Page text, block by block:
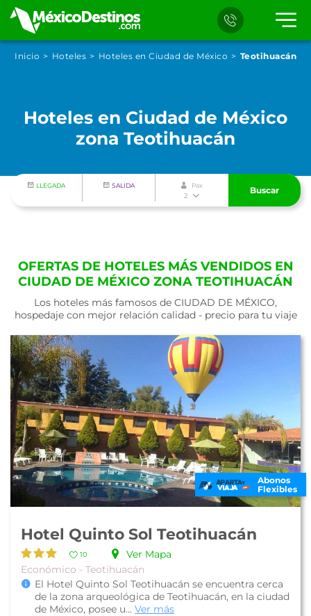
Inicio Hoteles Hoteles en Ciudad de México Teotihuacán
Hoteles en Ciudad de México
zona Teotihuacán
LLEGADA SALIDA Pax
2
Buscar
OFERTAS DE HOTELES MÁS VENDIDOS EN
CIUDAD DE MÉXICO ZONA TEOTIHUACÁN
Los hoteles más famosos de CIUDAD DE MÉXICO,
hospedaje con mejor relación calidad - precio para tu viaje
Abonos
Flexibles
Hotel Quinto Sol Teotihuacán
10
Ver Mapa
Económico - Teotihuacán
El Hotel Quinto Sol Teotihuacán se encuentra cerca
de la zona arqueológica de Teotihuacán, en la ciudad
de México, posee u... Ver más